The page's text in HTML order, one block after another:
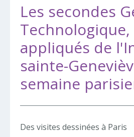
Les secondes
appliqués de
sainte-
semaine
Des visites dessinées à Paris